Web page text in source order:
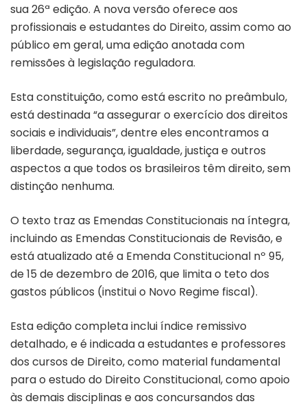
sua 26ª edição. A nova versão oferece aos
profissionais e estudantes do Direito, assim como ao
público em geral, uma edição anotada com
remissões à legislação reguladora.
Esta constituição, como está escrito no preâmbulo,
está destinada “a assegurar o exercício dos direitos
sociais e individuais”, dentre eles encontramos a
liberdade, segurança, igualdade, justiça e outros
aspectos a que todos os brasileiros têm direito, sem
distinção nenhuma.
O texto traz as Emendas Constitucionais na íntegra,
incluindo as Emendas Constitucionais de Revisão, e
está atualizado até a Emenda Constitucional nº 95,
de 15 de dezembro de 2016, que limita o teto dos
gastos públicos (institui o Novo Regime fiscal).
Esta edição completa inclui índice remissivo
detalhado, e é indicada a estudantes e professores
dos cursos de Direito, como material fundamental
para o estudo do Direito Constitucional, como apoio
às demais disciplinas e aos concursandos das